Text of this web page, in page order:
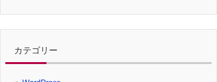
カテゴリー